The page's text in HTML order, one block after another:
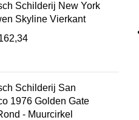
Schilderij New York
Skyline Vierkant
Schilderij San
1976 Golden Gate
- Muurcirkel